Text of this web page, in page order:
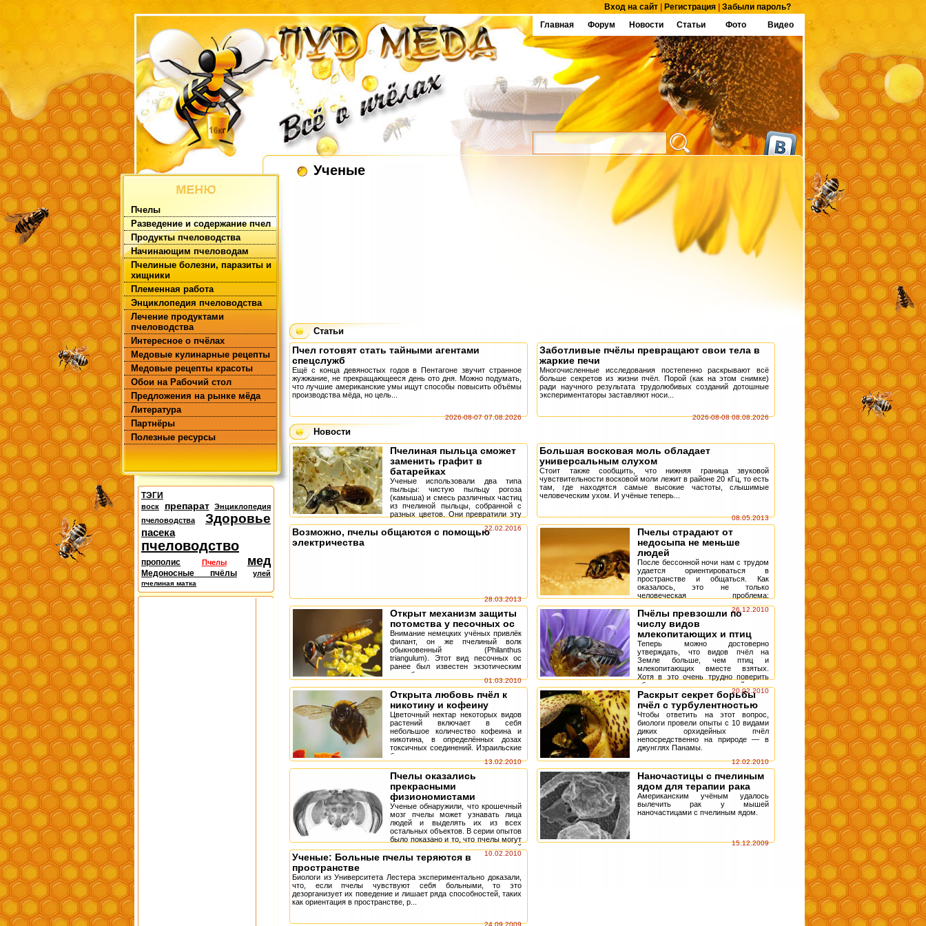
Вход на сайт Регистрация
Забыли пароль?
Главная
Форум Новости Статьи Фото Видео
Пчелы
Разведение и содержание пчел
Продукты пчеловодства
Начинающим пчеловодам
Пчелиные болезни, паразиты и
хищники
Племенная работа
Энциклопедия пчеловодства
Лечение продуктами
пчеловодства
Интересное о пчёлах
Медовые кулинарные рецепты
Медовые рецепты красоты
Обои на Рабочий стол
Предложения на рынке мёда
Литература
Партнёры
Полезные ресурсы
ТЭГИ
воск препарат
Энциклопедия
пчеловодства
Здоровье
пасека
пчеловодство
прополис Пчелы мед
Медоносные пчёлы улей
пчелиная матка
Ученые
Статьи
Пчел готовят стать тайными агентами
спецслужб
Ещё с конца девяностых годов в Пентагоне звучит странное
жужжание, не прекращающееся день ото дня. Можно подумать,
что лучшие американские умы ищут способы повысить объёмы
производства мёда, но цель...
2026-08-07 07.08.2026
Заботливые пчёлы превращают свои тела в
жаркие печи
Многочисленные исследования постепенно раскрывают всё
больше секретов из жизни пчёл. Порой (как на этом снимке)
ради научного результата трудолюбивых созданий дотошные
экспериментаторы заставляют носи...
2026-08-08 08.08.2026
Новости
Пчелиная пыльца сможет
заменить графит в
батарейках
Ученые использовали два типа
пыльцы: чистую пыльцу рогоза
(камыша) и смесь различных частиц
из пчелиной пыльцы, собранной с
разных цветов. Они превратили эту
нагрев...
22.02.2016
Большая восковая моль обладает
универсальным слухом
Стоит также сообщить, что нижняя граница звуковой
чувствительности восковой моли лежит в районе 20 кГц, то есть
там, где находятся самые высокие частоты, слышимые
человеческим ухом. И учёные теперь...
08.05.2013
Возможно, пчелы общаются с помощью
электричества
28.03.2013
Пчелы страдают от
недосыпа не меньше
людей
После бессонной ночи нам с трудом
удается ориентироваться в
пространстве и общаться. Как
оказалось, это не только
человеческая проблема:
(таков их способ общения) неуклю...
26.12.2010
Открыт механизм защиты
потомства у песочных ос
Внимание немецких учёных привлёк
филант, он же пчелиный волк
обыкновенный (Philanthus
triangulum). Этот вид песочных ос
ранее был известен экзотическим
способом питания – осы охотятся на
пчёл, у...
01.03.2010
Пчёлы превзошли по
числу видов
млекопитающих и птиц
Теперь можно достоверно
утверждать, что видов пчёл на
Земле больше, чем птиц и
млекопитающих вместе взятых.
Хотя в это очень трудно поверить
обычному человеку, который знает
от силы лишь несколько ...20.02.2010
Открыта любовь пчёл к
никотину и кофеину
Цветочный нектар некоторых видов
растений включает в себя
небольшое количество кофеина и
никотина, в определённых дозах
токсичных соединений. Израильские
биологи решили выяснить, являются
ли эти с...
13.02.2010
Раскрыт секрет борьбы
пчёл с турбулентностью
Чтобы ответить на этот вопрос,
биологи провели опыты с 10 видами
диких орхидейных пчёл
непосредственно на природе — в
джунглях Панамы.
12.02.2010
Пчелы оказались
прекрасными
физиономистами
Ученые обнаружили, что крошечный
мозг пчелы может узнавать лица
людей и выделять их из всех
остальных объектов. В серии опытов
было показано и то, что пчелы могут
распознавать даже схематический
ко...
10.02.2010
Наночастицы с пчелиным
ядом для терапии рака
Американским учёным удалось
вылечить рак у мышей
наночастицами с пчелиным ядом.
15.12.2009
Ученые: Больные пчелы теряются в
пространстве
Биологи из Университета Лестера экспериментально доказали,
что, если пчелы чувствуют себя больными, то это
дезорганизует их поведение и лишает ряда способностей, таких
как ориентация в пространстве, р...
24.09.2009